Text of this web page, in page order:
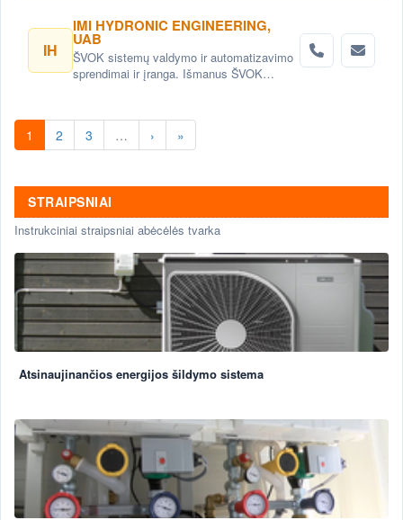
IH
IMI HYDRONIC ENGINEERING,
UAB
ŠVOK sistemų valdymo ir automatizavimo
sprendimai ir įranga. Išmanus ŠVOK
automatizavimas.
1 2 3 … › »
STRAIPSNIAI
Instrukciniai straipsniai abėcėlės tvarka
Atsinaujinančios energijos šildymo sistema